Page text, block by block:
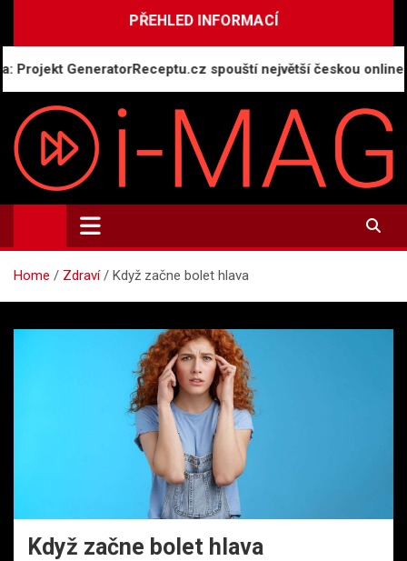
PŘEHLED INFORMACÍ
GeneratorReceptu.cz spouští největší českou online
i-MAG.CZ
Informační magazín | Public Relations
Home Zdraví Když začne bolet hlava
Když začne bolet hlava